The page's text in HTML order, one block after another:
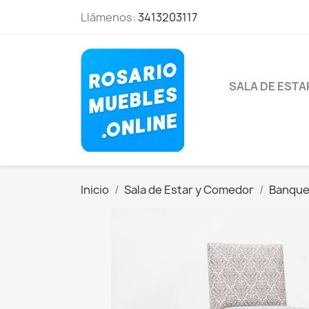
Llámenos:3413203117
SALA DE
Inicio Sala de Estar y Comedor